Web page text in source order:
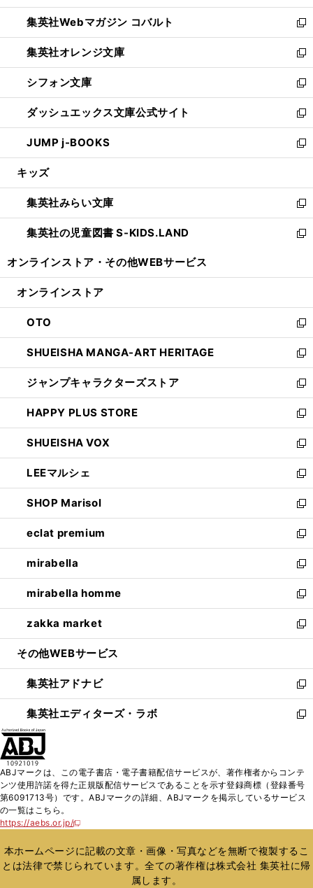
開
く
ウ
で
開
く
ン
ド
ウ
で
開
く
ウ
ィ
ン
ド
ウ
で
開
く
集英社Webマガジン コバルト
新
し
い
ウ
ィ
ン
ド
ウ
で
開
集英社オレンジ文庫
新
し
い
ウ
ィ
ン
ド
ウ
開
く
シフォン文庫
新
し
い
ウ
ィ
ン
ウ
で
開
く
ダッシュエックス文庫公式サイト
新
し
い
ウ
ン
ド
ウ
で
JUMP j-BOOKS
新
し
ウ
ィ
ン
ド
開
キッズ
集英社みらい文庫
新
し
い
ン
ウ
で
開
く
集英社の児童図書 S-KIDS.LAND
新
ウ
ン
ド
ウ
で
開
く
オンラインストア・ その他WEBサービス
オンラインストア
OTO
新
し
い
ウ
ィ
ン
ド
ウ
で
開
く
SHUEISHA MANGA-ART HERITAGE
新
し
い
ウ
ィ
ン
ド
ウ
で
開
く
ジャンプキャラクターズストア
新
し
い
ウ
ィ
ン
ド
ウ
で
開
く
HAPPY PLUS STORE
新
し
い
ウ
ィ
ン
ド
ウ
で
開
く
SHUEISHA VOX
新
し
い
ウ
ィ
ン
ド
ウ
で
開
く
LEEマルシェ
新
し
い
ウ
ィ
ン
ド
ウ
で
開
く
SHOP Marisol
新
し
い
ウ
ィ
ン
ド
ウ
で
開
eclat premium
新
し
い
ウ
ィ
ン
ド
ウ
開
く
mirabella
新
し
い
ウ
ィ
ン
ウ
で
開
く
mirabella homme
新
し
い
ウ
ン
ド
ウ
で
zakka market
新
し
ウ
ィ
ン
ド
く
その他WEBサービス
集英社アドナビ
新
し
い
ド
ウ
で
集英社エディターズ・ラボ
新
ィ
ン
ド
開
く
ABJマークは、この電子書店・電子書籍配信サービスが、著作権者からコンテ
ンツ使用許諾を得た正規版配信サービスであることを示す登録商標（登録番号
第6091713号）です。ABJマークの詳細、ABJマークを掲示しているサービス
の一覧はこちら。
https://aebs.or.jp/
新
い
ウ
ィ
本ホームページに記載の文章・画像・写真などを無断で複製するこ
とは法律で禁じられています。全ての著作権は株式会社 集英社に帰
属します。